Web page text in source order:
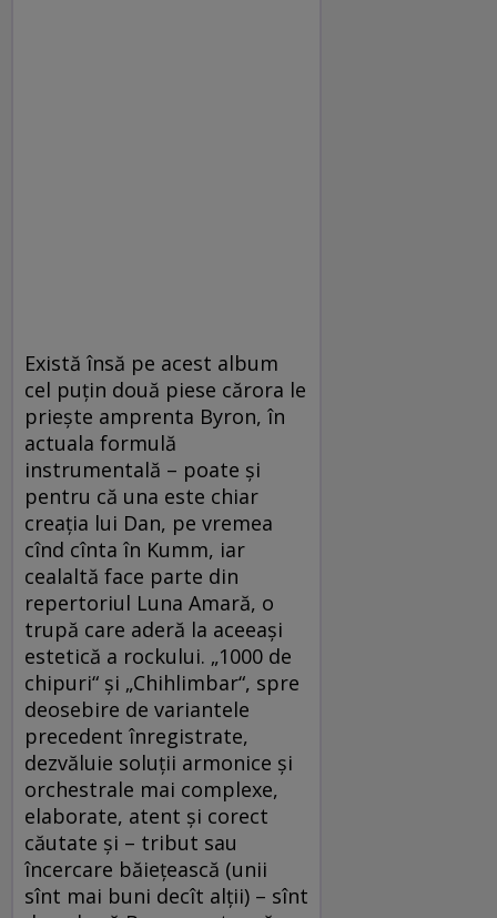
Există însă pe acest album
cel puţin două piese cărora le
prieşte amprenta Byron, în
actuala formulă
instrumentală – poate şi
pentru că una este chiar
creaţia lui Dan, pe vremea
cînd cînta în Kumm, iar
cealaltă face parte din
repertoriul Luna Amară, o
trupă care aderă la aceeaşi
estetică a rockului. „1000 de
chipuri“ şi „Chihlimbar“, spre
deosebire de variantele
precedent înregistrate,
dezvăluie soluţii armonice şi
orchestrale mai complexe,
elaborate, atent şi corect
căutate şi – tribut sau
încercare băieţească (unii
sînt mai buni decît alţii) – sînt